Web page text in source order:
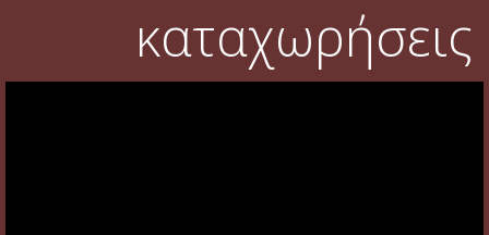
καταχωρήσεις